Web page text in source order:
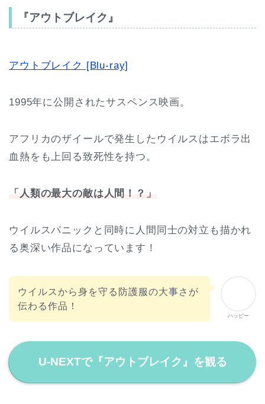
『アウトブレイク』
アウトブレイク [Blu-ray]
1995年に公開されたサスペンス映画。
アフリカのザイールで発生したウイルスはエボラ出
血熱をも上回る致死性を持つ。
「人類の最大の敵は人間！？」
ウイルスパニックと同時に人間同士の対立も描かれ
る奥深い作品になっています！
ハッピー
ウイルスから身を守る防護服の大事さが
伝わる作品！
U-NEXTで『アウトブレイク』を観る